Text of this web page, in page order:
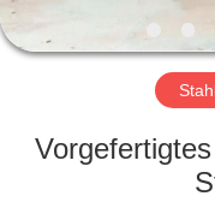
VR
SHOW
ÜBER